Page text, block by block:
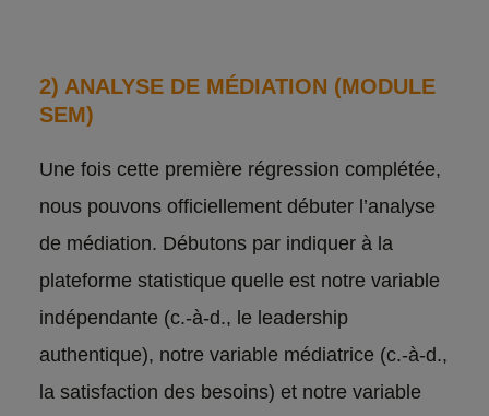
2) ANALYSE DE MÉDIATION (MODULE
SEM)
Une fois cette première régression complétée,
nous pouvons officiellement débuter l’analyse
de médiation. Débutons par indiquer à la
plateforme statistique quelle est notre variable
indépendante (c.-à-d., le leadership
authentique), notre variable médiatrice (c.-à-d.,
la satisfaction des besoins) et notre variable